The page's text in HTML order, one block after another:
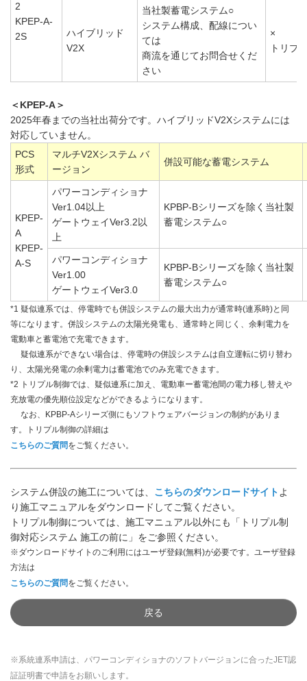
2
KPEP-A-
2S
ハイブリッド
V2X
当社製蓄電システム○
システム構成、配線につい
ては
商流を通じてお問合せくだ
さい
×
トリプ
＜KPEP-A＞
2025年春までの当社出荷分です。ハイブリッドV2Xシステムには
対応していません。
PCS
形式
マルチV2Xシステム バ
ージョン
併設可能な蓄電システム
KPEP-
A
KPEP-
A-S
パワーコンディショナ
Ver1.04以上
ゲートウェイVer3.2以
上
KPBP-Bシリーズを除く当社製
蓄電システム○
パワーコンディショナ
Ver1.00
ゲートウェイVer3.0
KPBP-Bシリーズを除く当社製
蓄電システム○
*1 疑似連系では、停電時でも併設システムの最大出力が通常時(連系時)と同
等になります。併設システムの太陽光発電も、通常時と同じく、余剰電力を
電動車と蓄電池で充電できます。
疑似連系ができない場合は、停電時の併設システムは自立運転に切り替わ
り、太陽光発電の余剰電力は蓄電池でのみ充電できます。
*2 トリプル制御では、疑似連系に加え、電動車ー蓄電池間の電力移し替えや
充放電の優先順位設定などができるようになります。
なお、KPBP-Aシリーズ側にもソフトウェアバージョンの制約がありま
す。トリプル制御の詳細は
こちらのご質問をご覧ください。
システム併設の施工については、 こちらのダウンロードサイト よ
り施工マニュアルをダウンロードしてご覧ください。
トリプル制御については、施工マニュアル以外にも「トリプル制
御対応システム 施工の前に」をご参照ください。
※ダウンロードサイトのご利用にはユーザ登録(無料)が必要です。ユーザ登録
方法は
こちらのご質問をご覧ください。
戻る
※系統連系申請は、パワーコンディショナのソフトバージョンに合ったJET認
証証明書で申請をお願いします。